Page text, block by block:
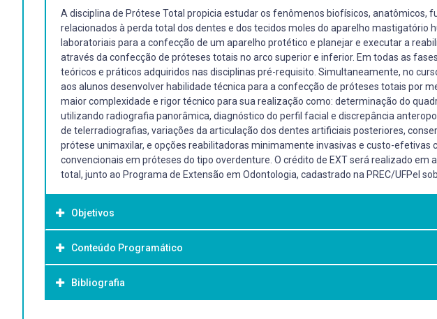
A disciplina de Prótese Total propicia estudar os fenômenos biofísicos, anatômicos,
relacionados à perda total dos dentes e dos tecidos moles do aparelho mastigatório
laboratoriais para a confecção de um aparelho protético e planejar e executar a
através da confecção de próteses totais no arco superior e inferior. Em todas as
teóricos e práticos adquiridos nas disciplinas pré-requisito. Simultaneamente, no
aos alunos desenvolver habilidade técnica para a confecção de próteses totais por
maior complexidade e rigor técnico para sua realização como: determinação do
utilizando radiografia panorâmica, diagnóstico do perfil facial e discrepância
de telerradiografias, variações da articulação dos dentes artificiais posteriores,
prótese unimaxilar, e opções reabilitadoras minimamente invasivas e custo-efetivas
convencionais em próteses do tipo overdenture. O crédito de EXT será realizado em
total, junto ao Programa de Extensão em Odontologia, cadastrado na PREC/UFPel
Objetivos
Objetivo Geral:
Objetivo Geral:
A disciplina se propõe a oferecer aos alunos conhecimento e treinamento adequado
Conteúdo Programático
1.Introdução à Prótese Total. Anatomia e Fisiologia do desdentado total:
Definição de prótese total. Principais causas de perdas dentárias. Epidemiologia do
Bibliografia